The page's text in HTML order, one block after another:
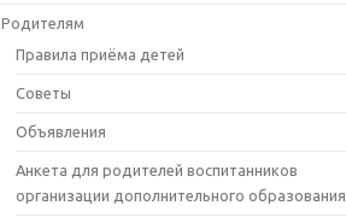
Родителям
Правила приёма детей
Советы
Объявления
Анкета для родителей воспитанников
организации дополнительного образования